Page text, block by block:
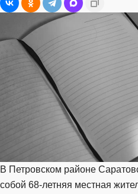
В Петровском районе
собой 68-летняя местная